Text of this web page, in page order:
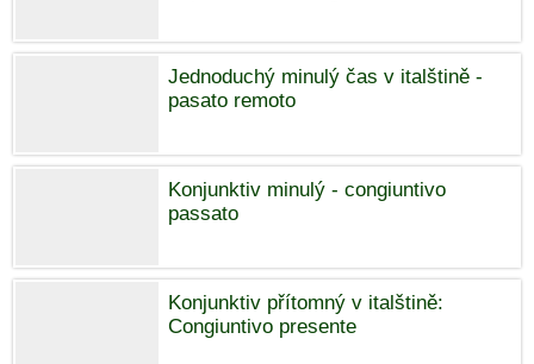
Jednoduchý minulý čas v italštině -
pasato remoto
Konjunktiv minulý - congiuntivo
passato
Konjunktiv přítomný v italštině:
Congiuntivo presente